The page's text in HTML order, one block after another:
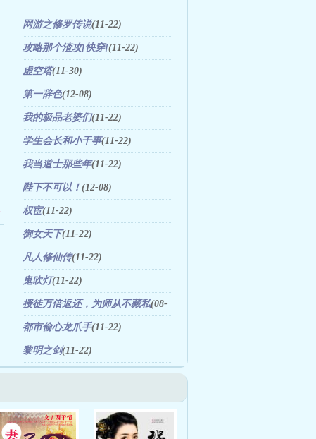
网游之修罗传说(11-22)
攻略那个渣攻[快穿](11-22)
虚空塔(11-30)
第一辞色(12-08)
我的极品老婆们(11-22)
学生会长和小干事(11-22)
我当道士那些年(11-22)
陛下不可以！ (12-08)
权宦(11-22)
御女天下(11-22)
凡人修仙传(11-22)
鬼吹灯(11-22)
授徒万倍返还，为师从不藏私(08-
05)
都市偷心龙爪手(11-22)
黎明之剑(11-22)